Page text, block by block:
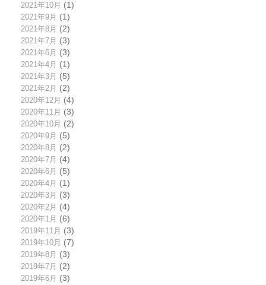
2021年10月 (1)
2021年9月 (1)
2021年8月 (2)
2021年7月 (3)
2021年6月 (3)
2021年4月 (1)
2021年3月 (5)
2021年2月 (2)
2020年12月 (4)
2020年11月 (3)
2020年10月 (2)
2020年9月 (5)
2020年8月 (2)
2020年7月 (4)
2020年6月 (5)
2020年4月 (1)
2020年3月 (3)
2020年2月 (4)
2020年1月 (6)
2019年11月 (3)
2019年10月 (7)
2019年8月 (3)
2019年7月 (2)
2019年6月 (3)